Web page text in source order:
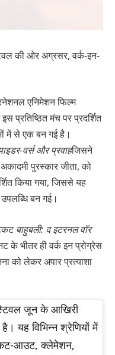
की ओर अग्रसर, वर्क-इन-
एनिमेशन फिल्म
मंच पर प्रदर्शित
में से एक बन गई है।
वर्स और प्रवाहजिसने
पुरस्कार जीता, को
किया गया, जिससे यह
बन गई।
बाहुबली: द इटरनल वॉर
के भीतर ही वर्क इन प्रोग्रेस
को लेकर अपार प्रत्याशा
जून के आखिरी
यह विभिन्न श्रेणियों में
कट-आउट, क्लेमेशन,